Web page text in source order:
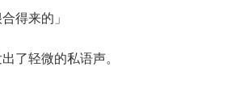
得来的」
轻微的私语声。